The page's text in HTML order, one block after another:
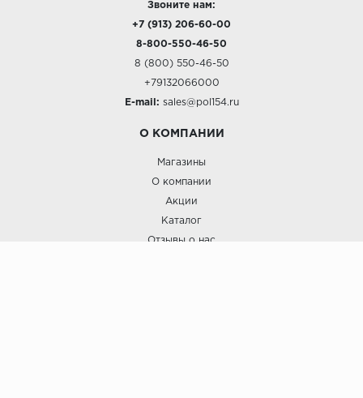
Звоните нам:
+7 (913) 206-60-00
8-800-550-46-50
8 (800) 550-46-50
+79132066000
E-mail: sales@pol154.ru
О КОМПАНИИ
Магазины
О компании
Акции
Каталог
Отзывы о нас